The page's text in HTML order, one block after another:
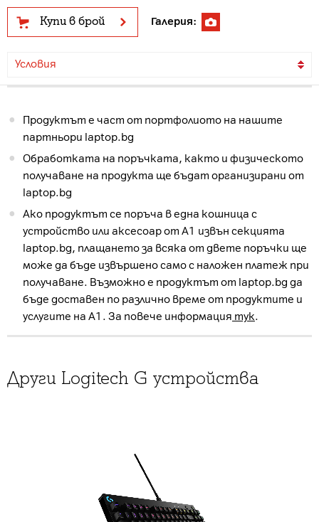
Купи в брой Галерия:
Условия
Продуктът е част от портфолиото на нашите
партньори laptop.bg
Обработката на поръчката, както и физическото
получаване на продукта ще бъдат организирани от
laptop.bg
Ако продуктът се поръча в една кошница с
устройство или аксесоар от А1 извън секцията
laptop.bg, плащането за всяка от двете поръчки ще
може да бъде извършено само с наложен платеж при
получаване. Възможно е продуктът от laptop.bg да
бъде доставен по различно време от продуктите и
услугите на А1. За повече информация тук.
Други Logitech G устройства